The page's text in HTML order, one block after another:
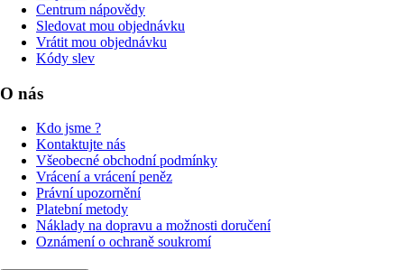
Centrum nápovědy
Sledovat mou objednávku
Vrátit mou objednávku
Kódy slev
O nás
Kdo jsme ?
Kontaktujte nás
Všeobecné obchodní podmínky
Vrácení a vrácení peněz
Právní upozornění
Platební metody
Náklady na dopravu a možnosti doručení
Oznámení o ochraně soukromí